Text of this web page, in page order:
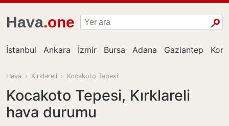
Hava.one
İstanbul Ankara İzmir Bursa Adana Gaziantep
Hava › Kırklareli › Kocakoto Tepesi
Kocakoto Tepesi, Kırklareli
hava durumu